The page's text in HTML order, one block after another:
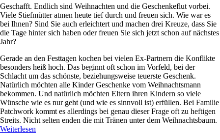
Geschafft. Endlich sind Weihnachten und die Geschenkeflut vorbei.
Viele Stiefmütter atmen heute tief durch und freuen sich. Wie war es
bei Ihnen? Sind Sie auch erleichtert und machen drei Kreuze, dass Sie
die Tage hinter sich haben oder freuen Sie sich jetzt schon auf nächstes
Jahr?
Gerade an den Festtagen kochen bei vielen Ex-Partnern die Konflikte
besonders heiß hoch. Das beginnt oft schon im Vorfeld, bei der
Schlacht um das schönste, beziehungsweise teuerste Geschenk.
Natürlich möchten alle Kinder Geschenke vom Weihnachtsmann
bekommen. Und natürlich möchten Eltern ihren Kindern so viele
Wünsche wie es nur geht (und wie es sinnvoll ist) erfüllen. Bei Familie
Patchwork kommt es allerdings bei genau dieser Frage oft zu heftigen
Streits. Nicht selten enden die mit Tränen unter dem Weihnachtsbaum.
Weiterlesen